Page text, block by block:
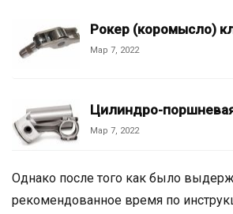
Рокер (коромысло)
Мар 7, 2022
Цилиндро-
Мар 7, 2022
Однако после того как было
рекомендованное время по